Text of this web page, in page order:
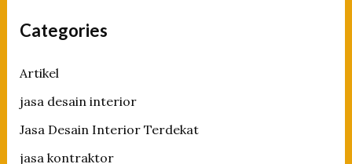
Categories
Artikel
jasa desain interior
Jasa Desain Interior Terdekat
jasa kontraktor